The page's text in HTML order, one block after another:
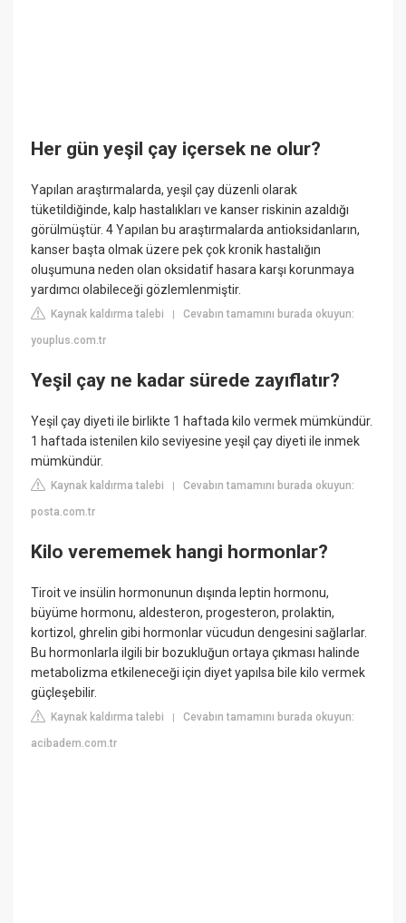
Her gün yeşil çay içersek ne olur?
Yapılan araştırmalarda, yeşil çay düzenli olarak
tüketildiğinde, kalp hastalıkları ve kanser riskinin azaldığı
görülmüştür. 4 Yapılan bu araştırmalarda antioksidanların,
kanser başta olmak üzere pek çok kronik hastalığın
oluşumuna neden olan oksidatif hasara karşı korunmaya
yardımcı olabileceği gözlemlenmiştir.
Kaynak kaldırma talebi |Cevabın tamamını burada okuyun:
youplus.com.tr
Yeşil çay ne kadar sürede zayıflatır?
Yeşil çay diyeti ile birlikte 1 haftada kilo vermek mümkündür.
1 haftada istenilen kilo seviyesine yeşil çay diyeti ile inmek
mümkündür.
Kaynak kaldırma talebi |Cevabın tamamını burada okuyun:
posta.com.tr
Kilo verememek hangi hormonlar?
Tiroit ve insülin hormonunun dışında leptin hormonu,
büyüme hormonu, aldesteron, progesteron, prolaktin,
kortizol, ghrelin gibi hormonlar vücudun dengesini sağlarlar.
Bu hormonlarla ilgili bir bozukluğun ortaya çıkması halinde
metabolizma etkileneceği için diyet yapılsa bile kilo vermek
güçleşebilir.
Kaynak kaldırma talebi |Cevabın tamamını burada okuyun:
acibadem.com.tr